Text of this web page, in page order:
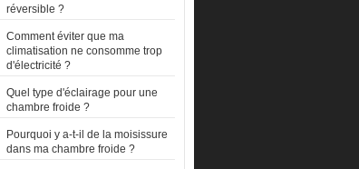
réversible ?
Comment éviter que ma
climatisation ne consomme trop
d'électricité ?
Quel type d'éclairage pour une
chambre froide ?
Pourquoi y a-t-il de la moisissure
dans ma chambre froide ?